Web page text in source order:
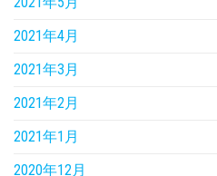
2021年4月
2021年3月
2021年2月
2021年1月
2020年12月